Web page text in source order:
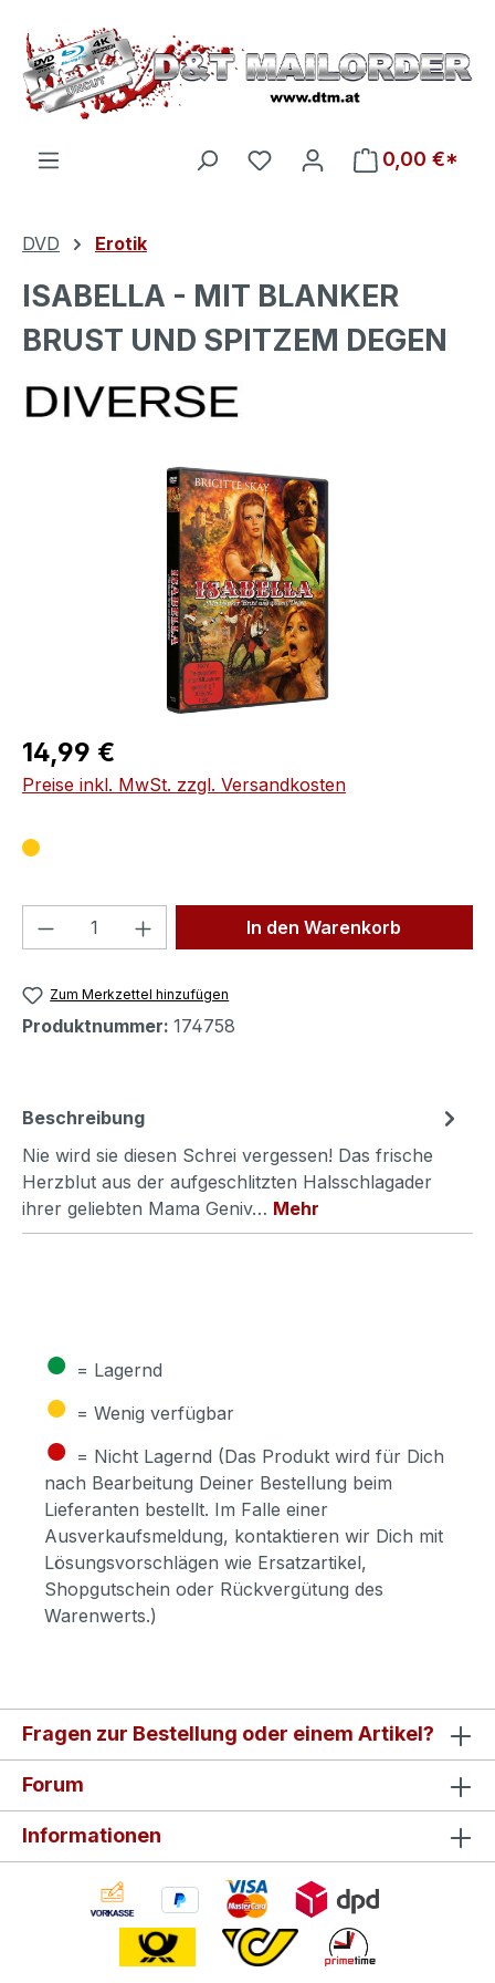
Zum Hauptinhalt springen
Du hast 0 Produkte auf
0,00 €*
DVD Erotik
ISABELLA - MIT BLANKER
BRUST UND SPITZEM DEGEN
Bildergalerie überspringen
Regulärer Preis:
14,99 €
Preise inkl. MwSt. zzgl. Versandkosten
Produkt Anzahl: Gib denIn den Warenkorb
Zum Merkzettel hinzufügen
Produktnummer: 174758
Beschreibung
Nie wird sie diesen Schrei vergessen! Das frische
Herzblut aus der aufgeschlitzten Halsschlagader
ihrer geliebten Mama Geniv… Mehr
● = Lagernd
● = Wenig verfügbar
● = Nicht Lagernd (Das Produkt wird für Dich
nach Bearbeitung Deiner Bestellung beim
Lieferanten bestellt. Im Falle einer
Ausverkaufsmeldung, kontaktieren wir Dich mit
Lösungsvorschlägen wie Ersatzartikel,
Shopgutschein oder Rückvergütung des
Warenwerts.)
Fragen zur Bestellung oder einem Artikel?
Forum
Informationen